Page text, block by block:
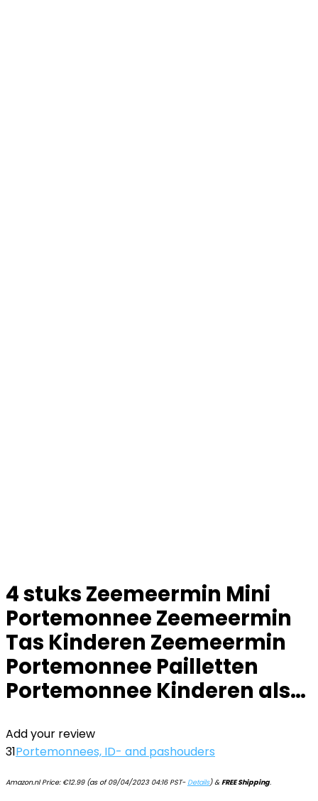
4 stuks Zeemeermin Mini
Portemonnee Zeemeermin
Tas Kinderen Zeemeermin
Portemonnee Pailletten
Portemonnee Kinderen als…
Add your review
31Portemonnees, ID- and pashouders
Amazon.nl Price: €12.99(as of 09/04/2023 04:16 PST-Details)&FREE Shipping.